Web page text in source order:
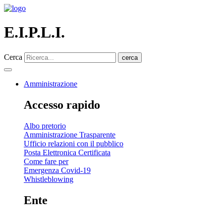
E.I.P.L.I.
Cerca cerca
Amministrazione
Accesso rapido
Albo pretorio
Amministrazione Trasparente
Ufficio relazioni con il pubblico
Posta Elettronica Certificata
Come fare per
Emergenza Covid-19
Whistleblowing
Ente